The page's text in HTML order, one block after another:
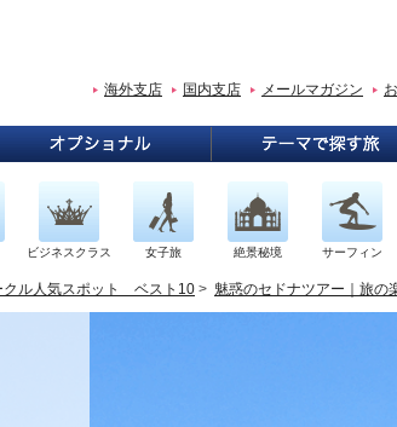
海外支店 国内支店 メールマガジン
ビジネスクラス 女子旅 絶景秘境 サーフィン
クル人気スポット ベスト10 > 魅惑のセドナツアー｜旅の